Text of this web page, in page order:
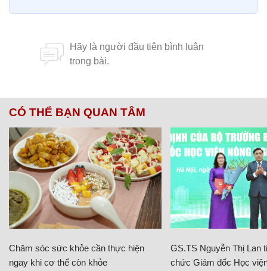
CÓ THỂ BẠN QUAN TÂM
Chăm sóc sức khỏe cần thực hiện
ngay khi cơ thể còn khỏe
GS.TS Nguyễn Thị Lan
chức Giám đốc Học